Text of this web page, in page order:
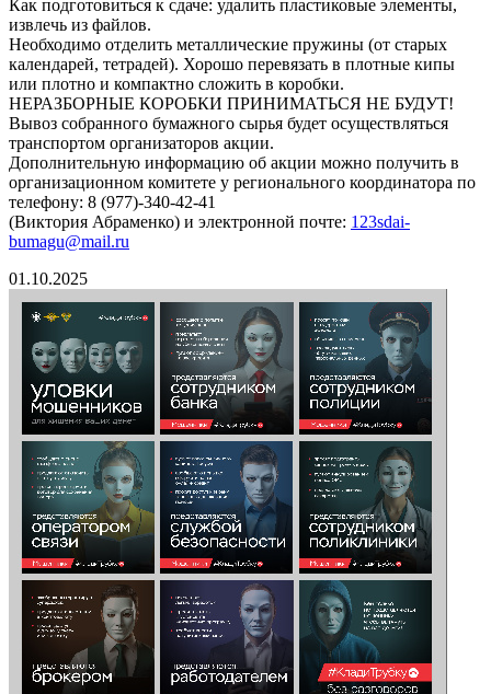
Как подготовиться к сдаче: удалить пластиковые элементы,
извлечь из файлов.
Необходимо отделить металлические пружины (от старых
календарей, тетрадей). Хорошо перевязать в плотные кипы
или плотно и компактно сложить в коробки.
НЕРАЗБОРНЫЕ КОРОБКИ ПРИНИМАТЬСЯ НЕ БУДУТ!
Вывоз собранного бумажного сырья будет осуществляться
транспортом организаторов акции.
Дополнительную информацию об акции можно получить в
организационном комитете у регионального координатора по
телефону: 8 (977)-340-42-41
(Виктория Абраменко) и электронной почте: 123sdai-
bumagu@mail.ru
01.10.2025